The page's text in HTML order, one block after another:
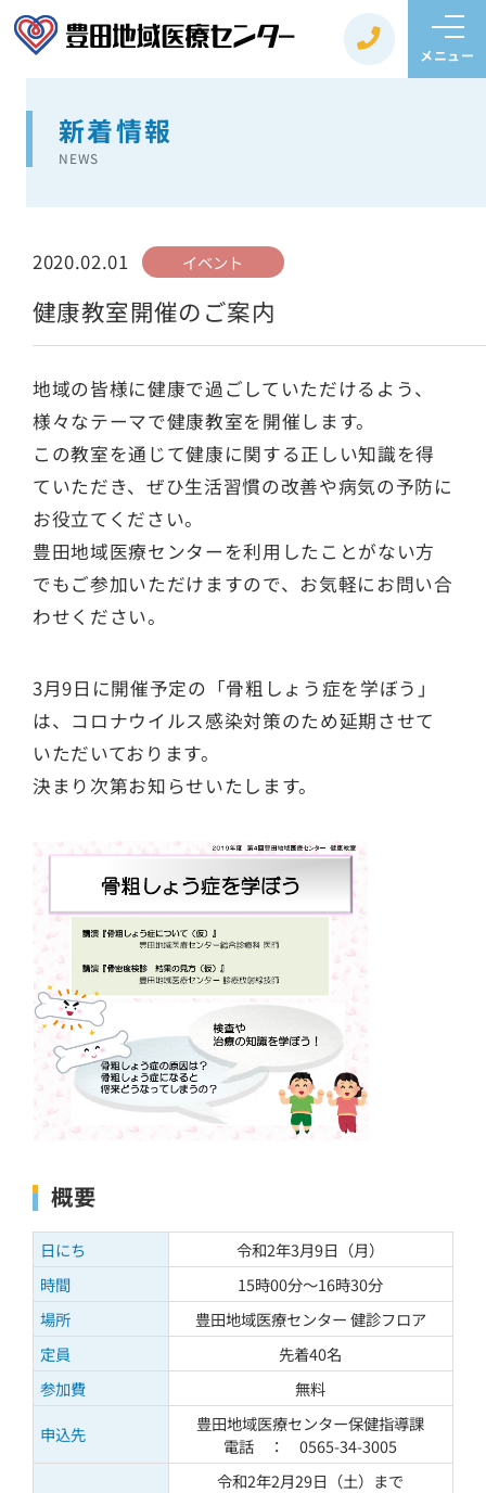
メニュー
新着情報
NEWS
2020.02.01 イベント
健康教室開催のご案内
地域の皆様に健康で過ごしていただけるよう、
様々なテーマで健康教室を開催します。
この教室を通じて健康に関する正しい知識を得
ていただき、ぜひ生活習慣の改善や病気の予防に
お役立てください。
豊田地域医療センターを利用したことがない方
でもご参加いただけますので、お気軽にお問い合
わせください。
3月9日に開催予定の「骨粗しょう症を学ぼう」
は、コロナウイルス感染対策のため延期させて
いただいております。
決まり次第お知らせいたします。
概要
日にち
令和2年3月9日（月）
時間
15時00分～16時30分
場所
豊田地域医療センター 健診フロア
定員
先着40名
参加費
無料
申込先
豊田地域医療センター保健指導課
電話 ： 0565-34-3005
令和2年2月29日（土）まで